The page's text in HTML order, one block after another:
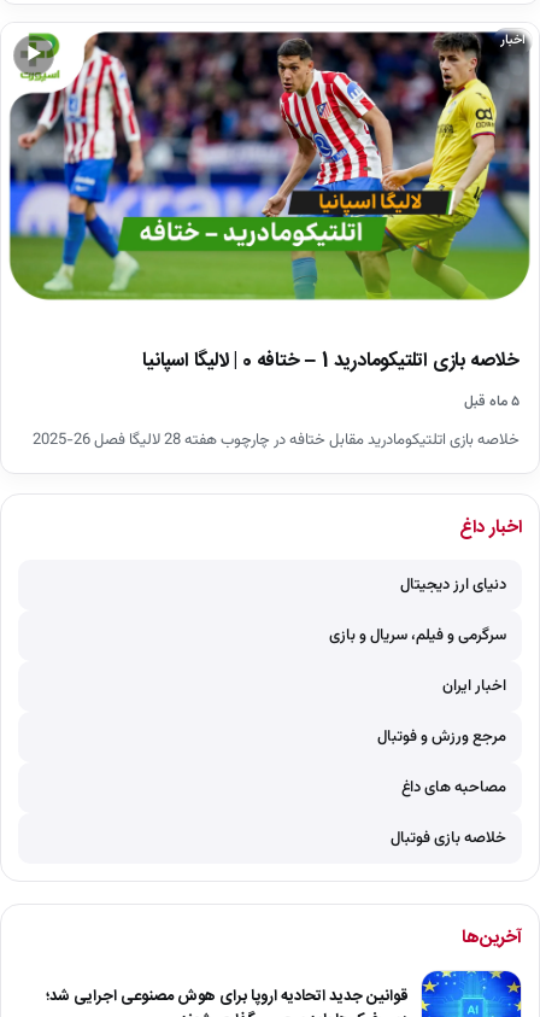
▶
اخبار
خلاصه بازی اتلتیکومادرید 1 – ختافه 0 | لالیگا اسپانیا
۵ ماه قبل
خلاصه بازی اتلتیکومادرید مقابل ختافه در چارچوب هفته 28 لالیگا فصل 26-2025
اخبار داغ
دنیای ارز دیجیتال
سرگرمی و فیلم، سریال و بازی
اخبار ایران
مرجع ورزش و فوتبال
مصاحبه های داغ
خلاصه بازی فوتبال
آخرین‌ها
قوانین جدید اتحادیه اروپا برای هوش مصنوعی اجرایی شد؛